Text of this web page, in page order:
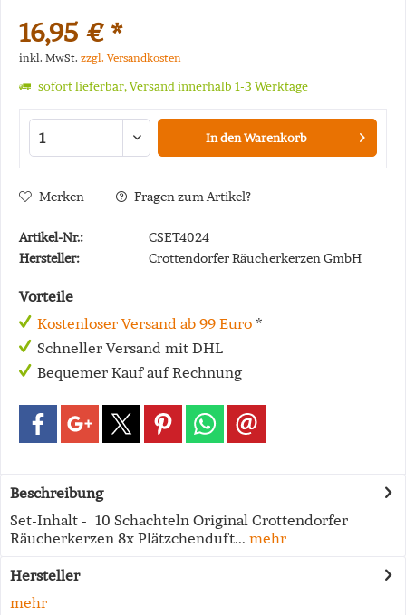
16,95 € *
inkl. MwSt. zzgl. Versandkosten
sofort lieferbar, Versand innerhalb 1-3 Werktage
In denWarenkorb
Merken Fragen zum Artikel?
Artikel-Nr.:
CSET4024
Hersteller:
Crottendorfer Räucherkerzen GmbH
Vorteile
Kostenloser Versand ab 99 Euro *
Schneller Versand mit DHL
Bequemer Kauf auf Rechnung
Beschreibung
Set-Inhalt - 10 Schachteln Original Crottendorfer
Räucherkerzen 8x Plätzchenduft... mehr
Hersteller
mehr